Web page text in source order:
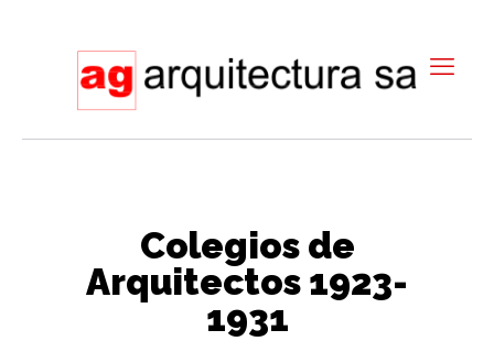
Colegios de
Arquitectos 1923-
1931